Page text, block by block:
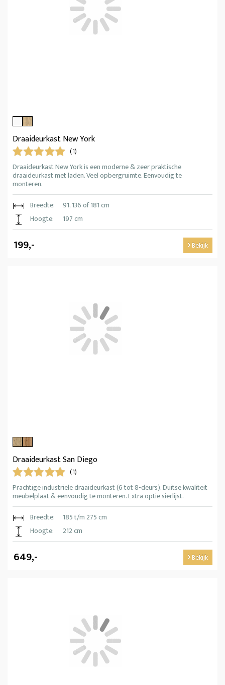
Draaideurkast New York
(1)
Draaideurkast New York is een moderne & zeer praktische
draaideurkast met laden. Veel opbergruimte. Eenvoudig te
monteren.
Breedte:
91, 136 of 181 cm
Hoogte:
197 cm
199,- Bekijk
Draaideurkast San Diego
(1)
Prachtige industriele draaideurkast (6 tot 8-deurs). Duitse kwaliteit
meubelplaat & eenvoudig te monteren. Extra optie sierlijst.
Breedte:
185 t/m 275 cm
Hoogte:
212 cm
649,- Bekijk